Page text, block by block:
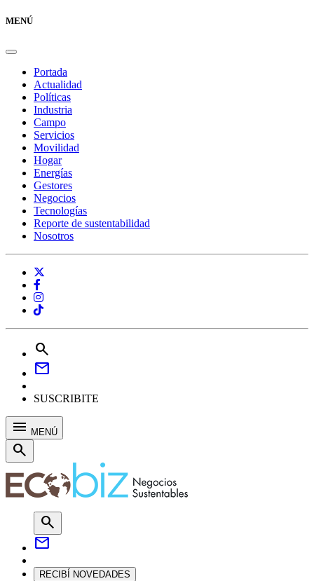
MENÚ
Portada
Actualidad
Políticas
Industria
Campo
Servicios
Movilidad
Hogar
Energías
Gestores
Negocios
Tecnologías
Reporte de sustentabilidad
Nosotros
search
mail
SUSCRIBITE
menu MENÚ
search
search
mail
RECIBÍ NOVEDADES